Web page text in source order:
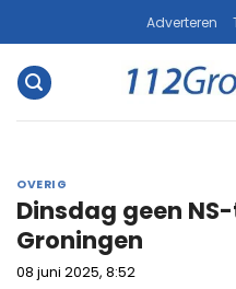
naar
inhoud
Adverteren
OVERIG
Dinsdag geen
Groningen
08 juni 2025, 8:52